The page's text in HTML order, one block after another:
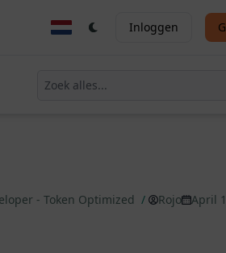
Inloggen
- Token Optimized / Rojo
April